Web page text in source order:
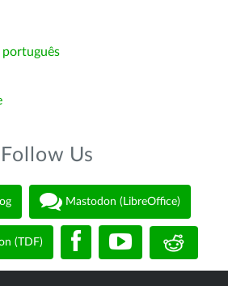
português
Follow Us
Mastodon (LibreOffice)
(TDF)